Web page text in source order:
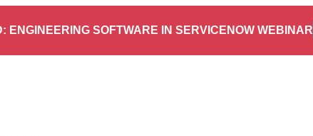
ENGINEERING SOFTWARE IN SERVICENOW WEBINAR